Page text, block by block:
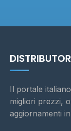
Il portale
migliori prezzi,
aggiornamenti